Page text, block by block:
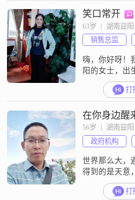
笑口常开
63岁  |  湖南益
销售总监
嗨，你好呀！
阳的女士，出
我的身高大约
月收入在
持着乐观积极
我喜欢简单而
让我感到非常
我性格独立自
体贴，随和易
这些品
打
在你身边醒
56岁  |  湖南益
政府机构
世界那么大，
得到的是天意
##3002##大
出生的男士，
打